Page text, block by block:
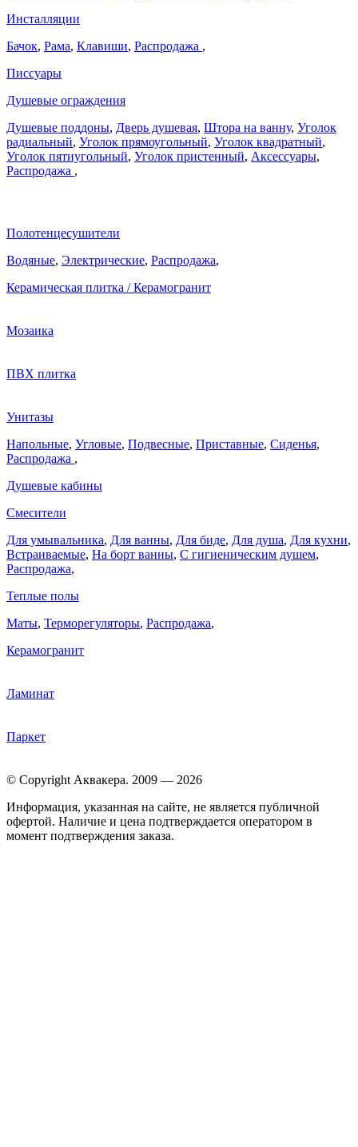
Инсталляции
Бачок, Рама, Клавиши, Распродажа ,
Писсуары
Душевые ограждения
Душевые поддоны, Дверь душевая, Штора на ванну, Уголок
радиальный, Уголок прямоугольный, Уголок квадратный,
Уголок пятиугольный, Уголок пристенный, Аксессуары,
Распродажа ,
Полотенцесушители
Водяные, Электрические, Распродажа,
Керамическая плитка / Керамогранит
Мозаика
ПВХ плитка
Унитазы
Напольные, Угловые, Подвесные, Приставные, Сиденья,
Распродажа ,
Душевые кабины
Смесители
Для умывальника, Для ванны, Для биде, Для душа, Для кухни,
Встраиваемые, На борт ванны, C гигиеническим душем,
Распродажа,
Теплые полы
Маты, Терморегуляторы, Распродажа,
Керамогранит
Ламинат
Паркет
© Copyright Аквакера. 2009 — 2026
Информация, указанная на сайте, не является публичной
офертой. Наличие и цена подтверждается оператором в
момент подтверждения заказа.